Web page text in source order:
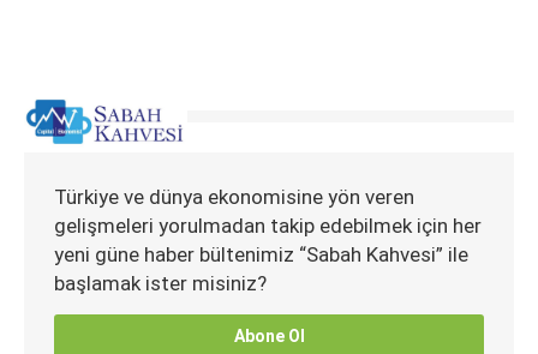
Türkiye ve dünya ekonomisine yön veren
gelişmeleri yorulmadan takip edebilmek için her
yeni güne haber bültenimiz “Sabah Kahvesi” ile
başlamak ister misiniz?
Abone Ol